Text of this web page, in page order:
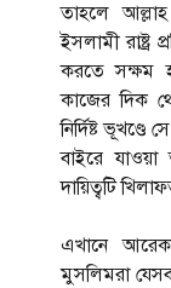
তাহলে
ইসলামী রাষ্ট্র
করতে সক্ষম
কাজের দিক
নির্দিষ্ট
বাইরে
দায়িত্বটি
এখানে
মুসলিমরা